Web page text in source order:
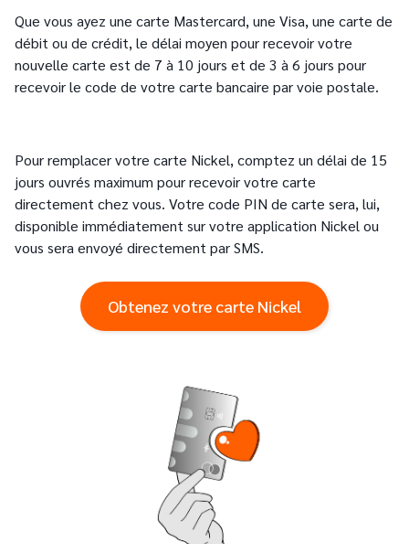
Que vous ayez une carte Mastercard, une Visa, une carte de
débit ou de crédit, le délai moyen pour recevoir votre
nouvelle carte est de 7 à 10 jours et de 3 à 6 jours pour
recevoir le code de votre carte bancaire par voie postale.
Pour remplacer votre carte Nickel, comptez un délai de 15
jours ouvrés maximum pour recevoir votre carte
directement chez vous. Votre code PIN de carte sera, lui,
disponible immédiatement sur votre application Nickel ou
vous sera envoyé directement par SMS.
Obtenez votre carte Nickel